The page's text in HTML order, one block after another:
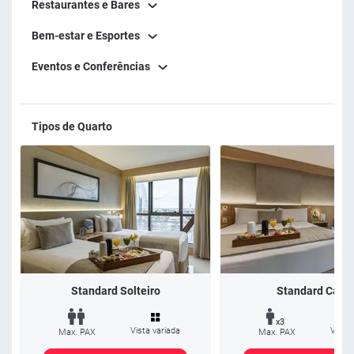
Restaurantes e Bares
Bem-estar e Esportes
Eventos e Conferências
Tipos de Quarto
Standard Solteiro
Max. PAX Vista variada
Standard Casal
x3
Max. PAX
Vista